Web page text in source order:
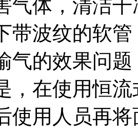
气体，清洁
带波纹的软
气的效果问
，在使用恒
使用人员再